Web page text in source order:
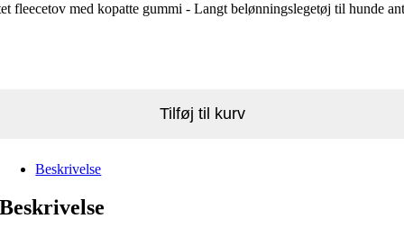
fleecetov med kopatte gummi - Langt belønningslegetøj til hunde
Tilføj til kurv
Beskrivelse
Beskrivelse